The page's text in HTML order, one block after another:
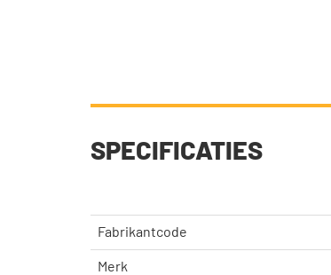
SPECIFICATIES
Fabrikantcode
Merk